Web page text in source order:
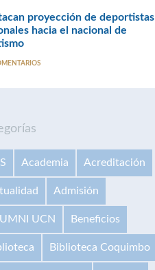
proyección de deportistas
hacia el nacional de
Academia Acreditación
Admisión
UCN Beneficios
Biblioteca Coquimbo